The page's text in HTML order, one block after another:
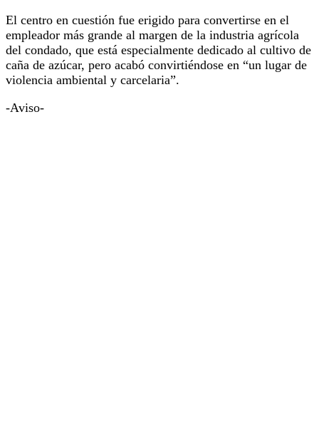
El centro en cuestión fue erigido para convertirse en el
empleador más grande al margen de la industria agrícola
del condado, que está especialmente dedicado al cultivo de
caña de azúcar, pero acabó convirtiéndose en “un lugar de
violencia ambiental y carcelaria”.
-Aviso-